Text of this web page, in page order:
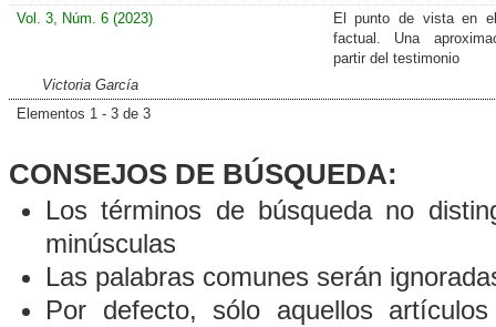
Vol. 3, Núm. 6 (2023)
El punto de vista en
factual. Una
partir del testimonio
Victoria García
Elementos 1 - 3 de 3
CONSEJOS DE BÚSQUEDA:
Los términos de búsqueda no
minúsculas
Las palabras comunes serán
Por defecto, sólo aquellos